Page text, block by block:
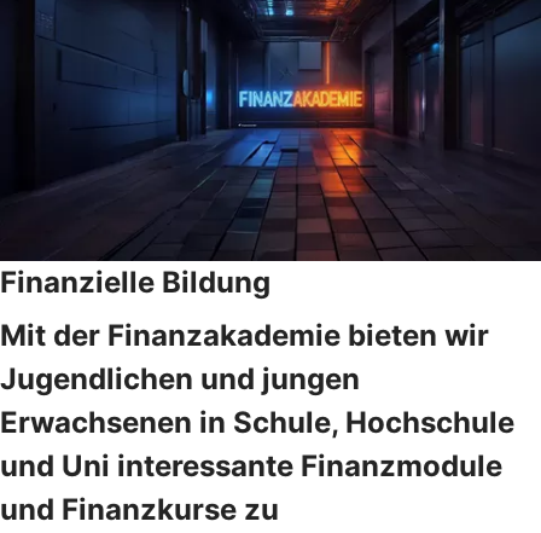
Finanzielle Bildung
Mit der Finanzakademie bieten wir
Jugendlichen und jungen
Erwachsenen in Schule, Hochschule
und Uni interessante Finanzmodule
und Finanzkurse zu